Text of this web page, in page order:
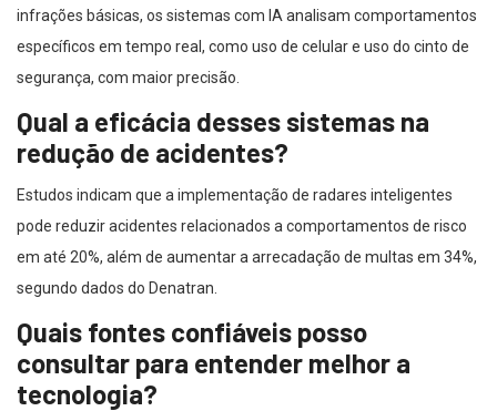
infrações básicas, os sistemas com IA analisam comportamentos
específicos em tempo real, como uso de celular e uso do cinto de
segurança, com maior precisão.
Qual a eficácia desses sistemas na
redução de acidentes?
Estudos indicam que a implementação de radares inteligentes
pode reduzir acidentes relacionados a comportamentos de risco
em até 20%, além de aumentar a arrecadação de multas em 34%,
segundo dados do Denatran.
Quais fontes confiáveis posso
consultar para entender melhor a
tecnologia?